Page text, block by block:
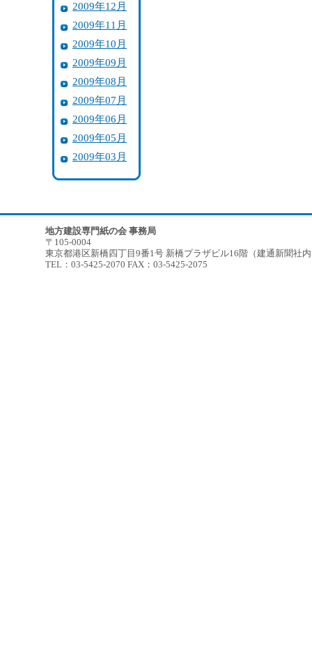
2009年12月
2009年11月
2009年10月
2009年09月
2009年08月
2009年07月
2009年06月
2009年05月
2009年03月
地方建設専門紙の会 事務局
〒105-0004
東京都港区新橋四丁目9番1号 新橋プラザビル16階（建通新聞社
TEL：03-5425-2070 FAX：03-5425-2075